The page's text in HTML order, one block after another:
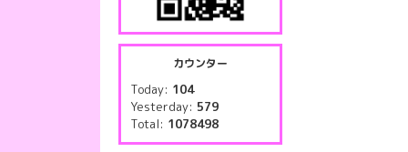
カウンター
Today: 104
Yesterday: 579
Total: 1078498